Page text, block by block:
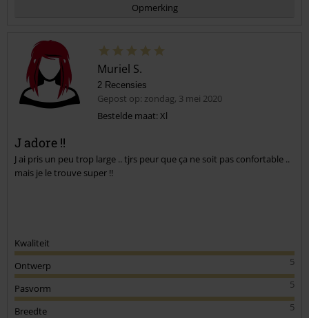
Opmerking
Commentaar versturen
Muriel S.
2 Recensies
Gepost op: zondag, 3 mei 2020
Bestelde maat: Xl
J adore !!
J ai pris un peu trop large .. tjrs peur que ça ne soit pas confortable ..
mais je le trouve super !!
Kwaliteit
5
Ontwerp
5
Pasvorm
5
Breedte